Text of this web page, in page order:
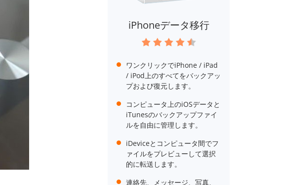
iPhoneデータ移行
ワンクリックでiPhone / iPad
/ iPod上のすべてをバックアッ
プおよび復元します。
コンピュータ上のiOSデータと
iTunesのバックアップファイ
ルを自由に管理します。
iDeviceとコンピュータ間でフ
ァイルをプレビューして選択
的に転送します。
連絡先、メッセージ、写真、